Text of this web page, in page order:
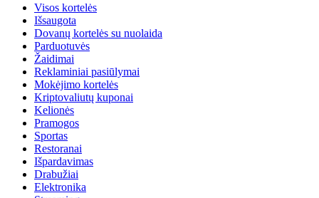
Visos kortelės
Išsaugota
Dovanų kortelės su nuolaida
Parduotuvės
Žaidimai
Reklaminiai pasiūlymai
Mokėjimo kortelės
Kriptovaliutų kuponai
Kelionės
Pramogos
Sportas
Restoranai
Išpardavimas
Drabužiai
Elektronika